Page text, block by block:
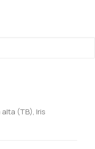
alta (TB), Iris